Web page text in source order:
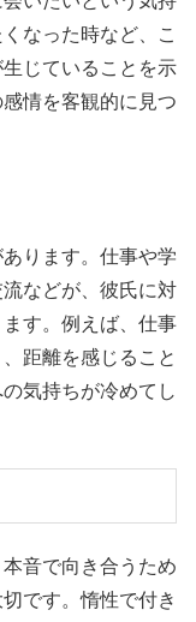
なった時など、こ
じていることを示
情を客観的に見つ
ります。仕事や学
などが、彼氏に対
す。例えば、仕事
距離を感じること
気持ちが冷めてし
音で向き合うため
です。惰性で付き